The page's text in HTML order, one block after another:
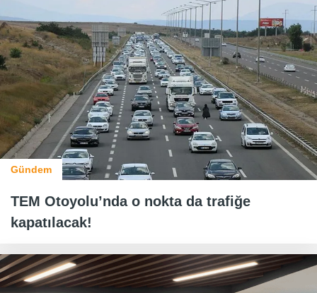
Gündem
TEM Otoyolu’nda o nokta da trafiğe
kapatılacak!